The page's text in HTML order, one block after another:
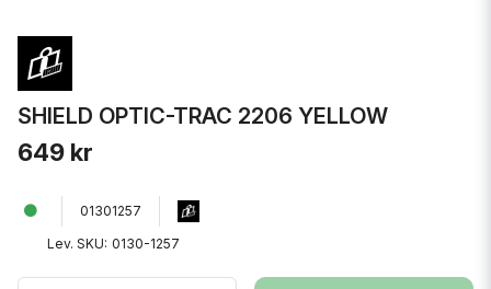
SHIELD OPTIC-TRAC 2206 YELLOW
649 kr
01301257
Lev. SKU: 0130-1257